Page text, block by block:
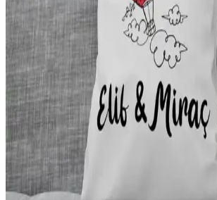
Lacivert Renkli Dekoratif ve
Kılıfları İçin Uygun Seçenekler ve
Lacivert renkli yastık kılıfları, estetik ve
mekanlara şıklık katarken, bakım ve kullanım
sağlar.
Yatak Odası Konforunu Artıran
Yastık Seçenekleri Rehberi
Yatak odası konforunu artırmak için doğru
seçimleri önemlidir. Makalede macaron
ergonomik yastıkların faydaları